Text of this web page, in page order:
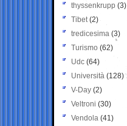
thyssenkrupp (3)
Tibet(2)
tredicesima (3)
Turismo (62)
Udc (64)
Università (128)
V-Day (2)
Veltroni (30)
Vendola (41)